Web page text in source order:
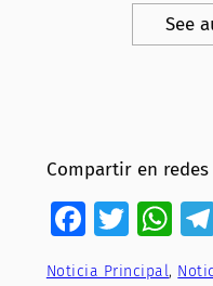
See
Compartir en redes
Noticia Principal,